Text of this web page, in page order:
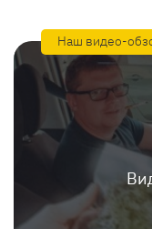
Наш видео-